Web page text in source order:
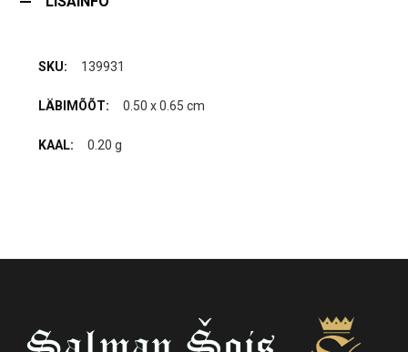
139931
0.50 x 0.65 cm
0.20 g